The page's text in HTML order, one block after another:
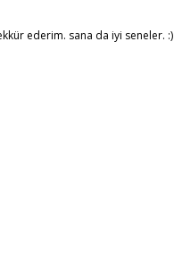
ederim. sana da iyi seneler. :)